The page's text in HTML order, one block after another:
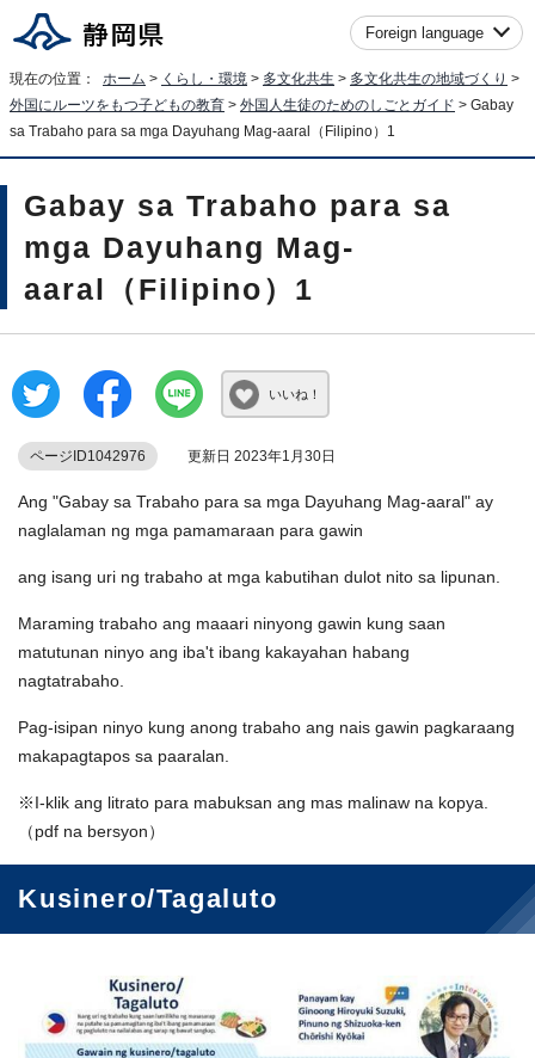
Foreign language
現在の位置： ホーム > くらし・環境 > 多文化共生 > 多文化共生の地域づくり >
外国にルーツをもつ子どもの教育 > 外国人生徒のためのしごとガイド > Gabay
sa Trabaho para sa mga Dayuhang Mag-aaral（Filipino）1
Gabay sa Trabaho para sa
mga Dayuhang Mag-
aaral（Filipino）1
いいね！
ページID1042976 更新日 2023年1月30日
Ang "Gabay sa Trabaho para sa mga Dayuhang Mag-aaral" ay
naglalaman ng mga pamamaraan para gawin
ang isang uri ng trabaho at mga kabutihan dulot nito sa lipunan.
Maraming trabaho ang maaari ninyong gawin kung saan
matutunan ninyo ang iba't ibang kakayahan habang
nagtatrabaho.
Pag-isipan ninyo kung anong trabaho ang nais gawin pagkaraang
makapagtapos sa paaralan.
※I-klik ang litrato para mabuksan ang mas malinaw na kopya.
（pdf na bersyon）
Kusinero/Tagaluto